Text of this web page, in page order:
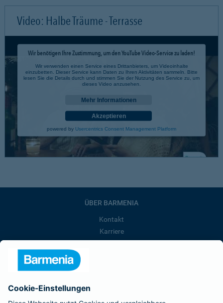
Video: Halbe Träume - Terrasse
Wir benötigen Ihre Zustimmung, um den YouTube Video-Service zu laden!
Wir verwenden einen Service eines Drittanbieters, um Videoinhalte
einzubetten. Dieser Service kann Daten zu Ihren Aktivitäten sammeln. Bitte
lesen Sie die Details durch und stimmen Sie der Nutzung des Service zu, um
dieses Video anzusehen.
Mehr Informationen
Akzeptieren
powered by Usercentrics Consent Management Platform
ÜBER BARMENIA
Kontakt
Karriere
Barmenia ist Teil der BarmeniaGothaer